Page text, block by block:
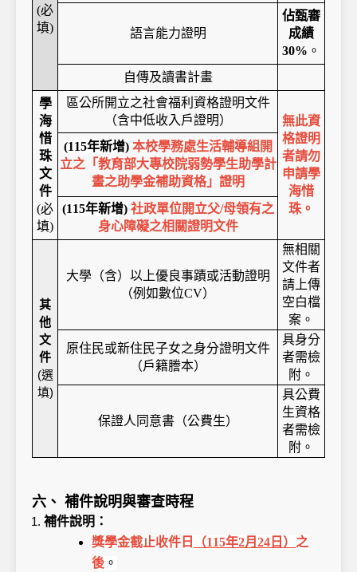
(必
填)
語言能力證明
佔甄審
成績
30% 。
自傳及讀書計畫
學
海
惜
珠
文
件
(必
填)
區公所開立之社會福利資格證明文件
（含中低收入戶證明）
無此資
格證明
者請勿
申請學
海惜
珠。
(115年新增) 本校學務處生活輔導組開
立之「教育部大專校院弱勢學生助學計
畫之助學金補助資格」證明
(115年新增) 社政單位開立父/母領有之
身心障礙之相關證明文件
其
他
文
件
(選
填)
大學（含）以上優良事蹟或活動證明
（例如數位CV）
無相關
文件者
請上傳
空白檔
案。
原住民或新住民子女之身分證明文件
（戶籍謄本）
具身分
者需檢
附。
保證人同意書（公費生）
具公費
生資格
者需檢
附。
六、 補件說明與審查時程
補件說明：
獎學金截止收件日
（115年2月24日） 之
後 。